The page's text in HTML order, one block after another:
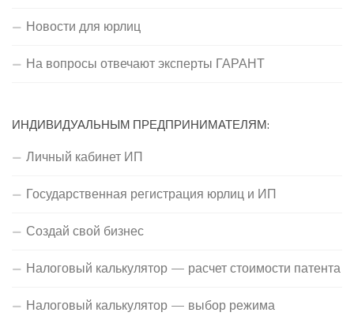
Новости для юрлиц
На вопросы отвечают эксперты ГАРАНТ
ИНДИВИДУАЛЬНЫМ ПРЕДПРИНИМАТЕЛЯМ:
Личный кабинет ИП
Государственная регистрация юрлиц и ИП
Создай свой бизнес
Налоговый калькулятор — расчет стоимости патента
Налоговый калькулятор — выбор режима